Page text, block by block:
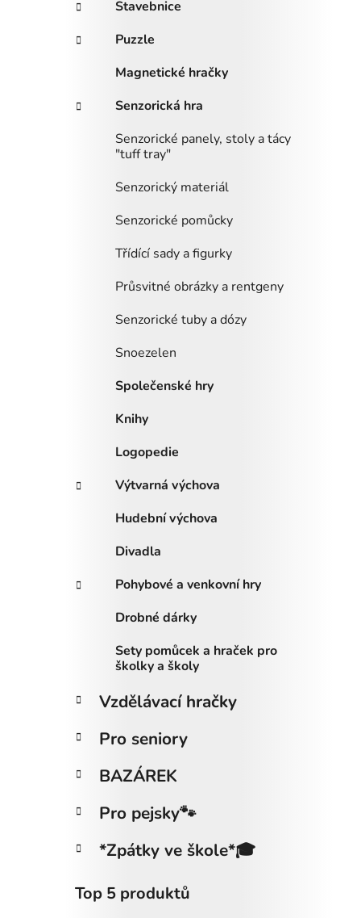
Stavebnice
Puzzle
Magnetické hračky
Senzorická hra
Senzorické panely, stoly a tácy
"tuff tray"
Senzorický materiál
Senzorické pomůcky
Třídící sady a figurky
Průsvitné obrázky a rentgeny
Senzorické tuby a dózy
Snoezelen
Společenské hry
Knihy
Logopedie
Výtvarná výchova
Hudební výchova
Divadla
Pohybové a venkovní hry
Drobné dárky
Sety pomůcek a hraček pro
školky a školy
Vzdělávací hračky
Pro seniory
BAZÁREK
Pro pejsky🐾
*Zpátky ve škole*🎓
Top 5 produktů